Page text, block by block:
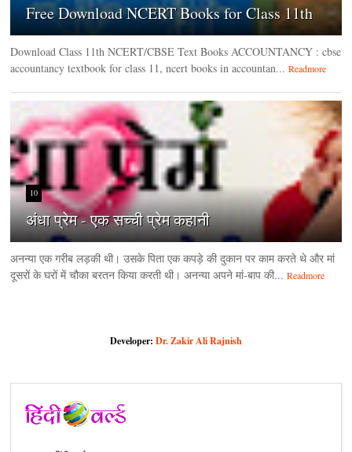
Free Download NCERT Books for Class 11th
Download Class 11th NCERT/CBSE Text Books ACCOUNTANCY : cbse
accountancy textbook for class 11, ncert books in accountan... Readmore
10
अंधा प्रेम - एक सच्ची प्रेम कहानी
अनन्या एक गरीब लड़की थी। उसके पिता एक कपड़े की दुकान पर काम करते थे और मां
दूसरों के घरों में चौका बरतन किया करती थी। अनन्या अपने मां-बाप की... Readmore
Developer: Dr. Zakir Ali Rajnish